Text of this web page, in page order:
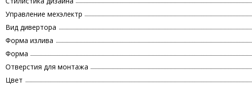
Управление мехэлектр
Вид дивертора
Форма излива
Форма
Отверстия для монтажа
Цвет